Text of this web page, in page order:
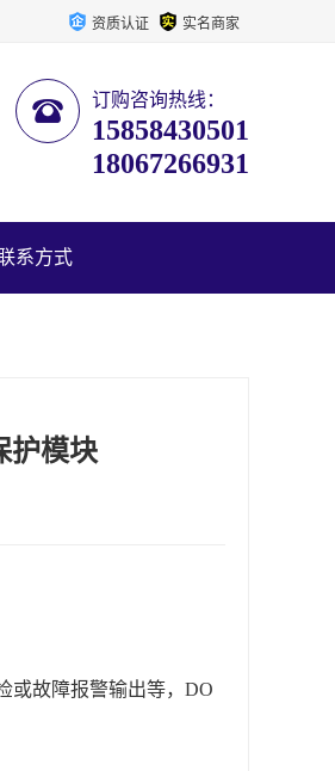
资质认证 实名商家
订购咨询热线：
15858430501
18067266931
系方式
护模块
或故障报警输出等，DO